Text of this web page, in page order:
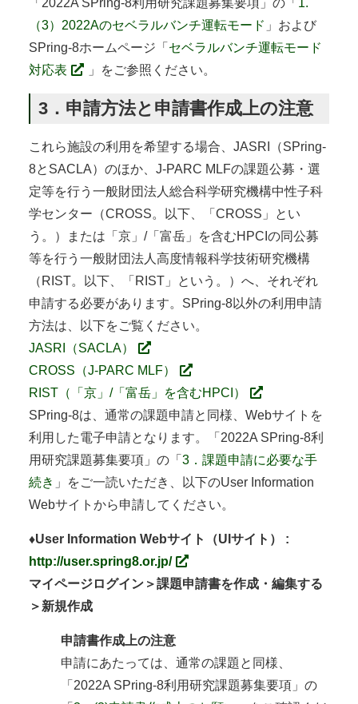
（3）2022Aのセベラルバンチ運転モード 」および
SPring-8ホームページ「 セベラルバンチ運転モード
対応表
」をご参照ください。
3．申請方法と申請書作成上の注意
これら施設の利用を希望する場合、JASRI（SPring-
8とSACLA）のほか、J-PARC MLFの課題公募・選
定等を行う一般財団法人総合科学研究機構中性子科
学センター（CROSS。以下、「CROSS」とい
う。）または「京」/「富岳」を含むHPCIの同公募
等を行う一般財団法人高度情報科学技術研究機構
（RIST。以下、「RIST」という。）へ、それぞれ
申請する必要があります。SPring-8以外の利用申請
方法は、以下をご覧ください。
JASRI（SACLA）
CROSS（J-PARC MLF）
RIST（「京」/「富岳」を含むHPCI）
SPring-8は、通常の課題申請と同様、Webサイトを
利用した電子申請となります。「2022A SPring-8利
用研究課題募集要項」の「 3．課題申請に必要な手
続き 」をご一読いただき、以下のUser Information
Webサイトから申請してください。
♦User Information Webサイト（UIサイト） :
http://user.spring8.or.jp/
マイページログイン＞課題申請書を作成・編集する
＞新規作成
申請書作成上の注意
申請にあたっては、通常の課題と同様、
「2022A SPring-8利用研究課題募集要項」の